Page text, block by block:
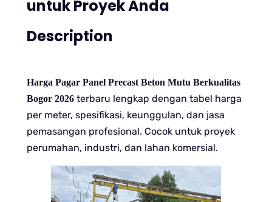
untuk Proyek Anda
Description
Harga Pagar Panel Precast Beton Mutu Berkualitas
Bogor 2026 terbaru lengkap dengan tabel harga
per meter, spesifikasi, keunggulan, dan jasa
pemasangan profesional. Cocok untuk proyek
perumahan, industri, dan lahan komersial.